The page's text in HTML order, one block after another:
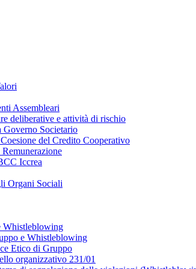
Assembleari
deliberative e attività di rischio
Governo Societario
del Credito Cooperativo
Iccrea
Organi Sociali
Whistleblowing
e Whistleblowing
Etico di Gruppo
organizzativo 231/01